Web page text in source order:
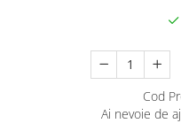
Piese Sah Tematice Din
Cod
Ai nevoie de